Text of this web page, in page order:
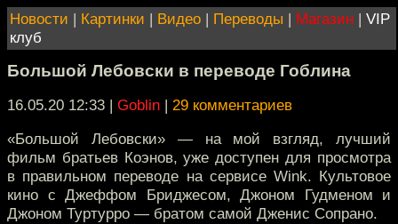
Новости | Картинки | Видео | Переводы | Магазин | VIP
клуб
Большой Лебовски в переводе Гоблина
16.05.20 12:33 | Goblin | 29 комментариев
«Большой Лебовски» — на мой взгляд, лучший
фильм братьев Коэнов, уже доступен для просмотра
в правильном переводе на сервисе Wink. Культовое
кино с Джеффом Бриджесом, Джоном Гудменом и
Джоном Туртурро — братом самой Дженис Сопрано.